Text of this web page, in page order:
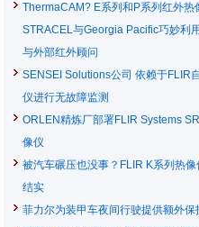
ThermaCAM? E系列和P系列红外热
STRACEL与Georgia Pacific巧妙利
与外部红外顾问
SENSEI Solutions公司 依赖于FLIR
仪进行无故障监测
ORLEN精炼厂部署FLIR Systems
像仪
被汽车碾压也没事？FLIR K系列热
结实
菲力尔为装甲车夜间行驶提供额外保